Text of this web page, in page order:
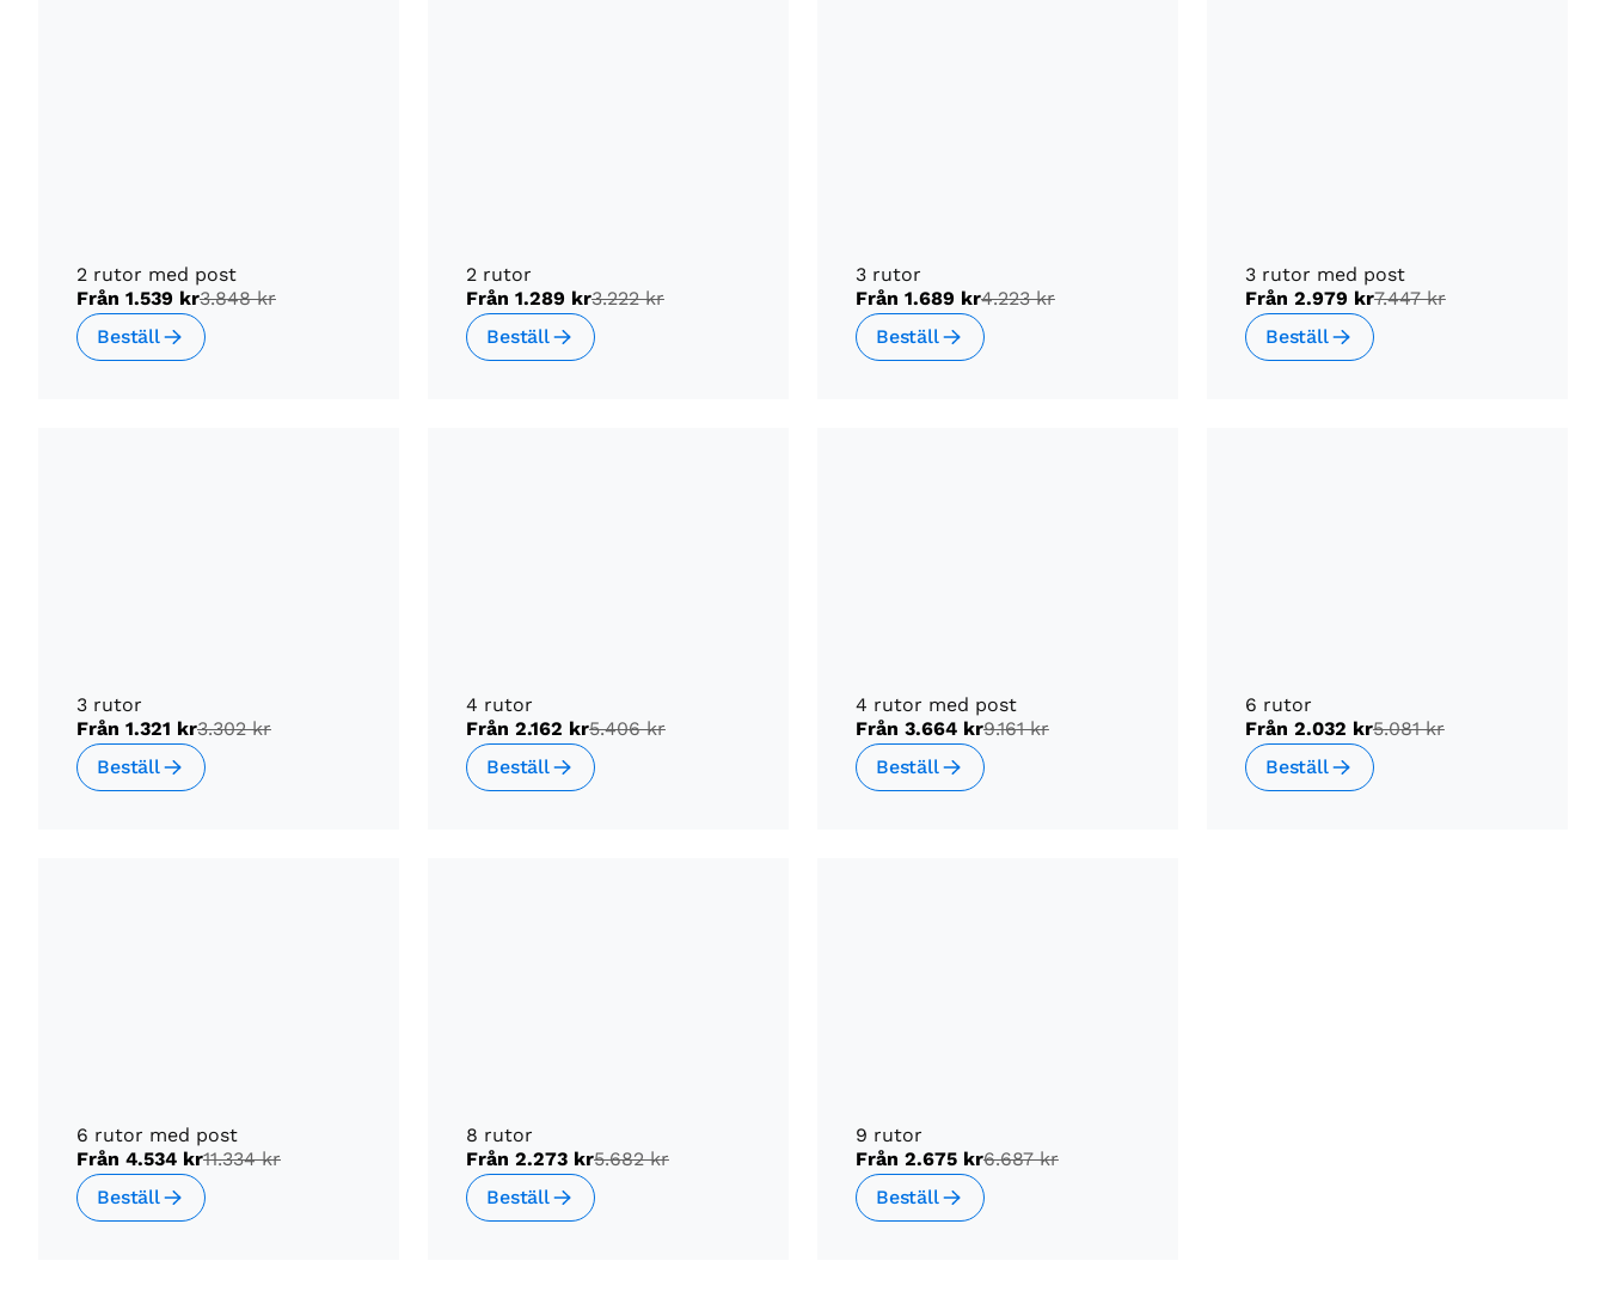
2 rutor med post
Från 1.539 kr3.848 kr
Beställ
2 rutor
Från 1.289 kr3.222 kr
Beställ
3 rutor
Från 1.689 kr4.223 kr
Beställ
3 rutor med post
Från 2.979 kr7.447 kr
Beställ
3 rutor
Från 1.321 kr3.302 kr
Beställ
4 rutor
Från 2.162 kr5.406 kr
Beställ
4 rutor med post
Från 3.664 kr9.161 kr
Beställ
6 rutor
Från 2.032 kr5.081 kr
Beställ
6 rutor med post
Från 4.534 kr11.334 kr
Beställ
8 rutor
Från 2.273 kr5.682 kr
Beställ
9 rutor
Från 2.675 kr6.687 kr
Beställ